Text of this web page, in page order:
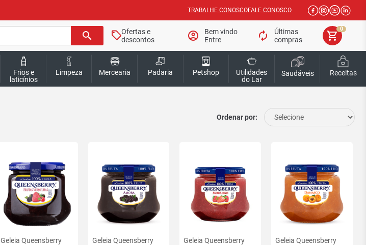
TRABALHE CONOSCOFALE CONOSCO
search
Ofertas e
descontos
account_circle
Bem vindo
Entre
autorenew
Últimas
compras
shopping_cart
0
Frios e
laticínios
Limpeza Mercearia Padaria Petshop
Utilidades
do Lar
Saudáveis Receitas
Ordenar por:
Geleia Queensberry
Geleia Queensberry
Geleia Queensberry
Geleia Queensberry